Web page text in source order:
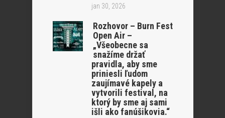
jan 30, 2026
Rozhovor – Burn Fest
Open Air –
„Všeobecne sa
snažíme držať
pravidla, aby sme
priniesli ľudom
zaujímavé kapely a
vytvorili festival, na
ktorý by sme aj sami
išli ako fanúšikovia.“